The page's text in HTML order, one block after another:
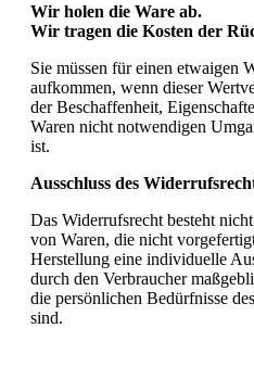
Wir holen die Ware ab.
Wir tragen die Kosten der
Sie müssen für einen etwaigen
aufkommen, wenn dieser
der Beschaffenheit,
Waren nicht notwendigen
ist.
Ausschluss des
Das Widerrufsrecht besteht
von Waren, die nicht
Herstellung eine individuelle
durch den Verbraucher
die persönlichen Bedürfnisse
sind.